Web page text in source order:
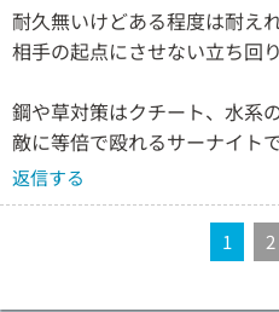
耐久無いけどある程度は耐え
相手の起点にさせない立ち回
鋼や草対策はクチート、水系
敵に等倍で殴れるサーナイト
返信する
1 2